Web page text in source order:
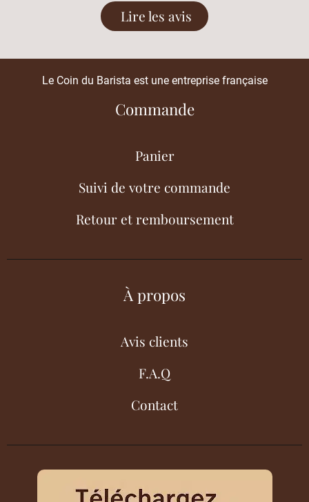
Lire les avis
Le Coin du Barista est une entreprise française
Commande
Panier
Suivi de votre commande
Retour et remboursement
À propos
Avis clients
F.A.Q
Contact